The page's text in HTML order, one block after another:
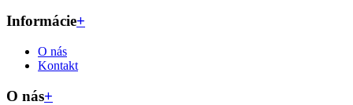
Informácie+
O nás
Kontakt
O nás+